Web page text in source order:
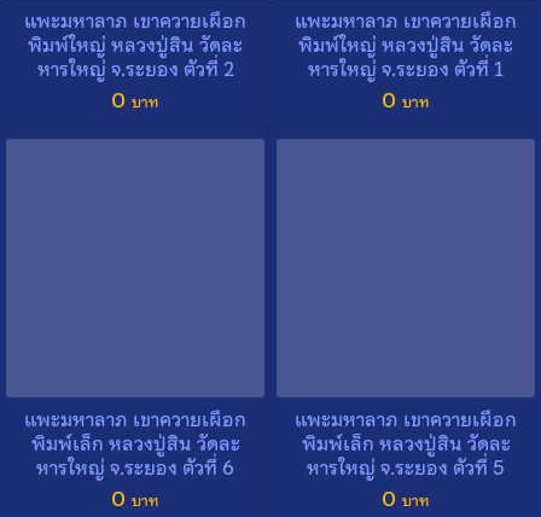
แพะมหาลาภ เขาควายเผือก
พิมพ์ใหญ่ หลวงปู่สิน วัดละ
หารใหญ่ จ.ระยอง ตัวที่ 2
0
แพะมหาลาภ เขาควายเผือก
พิมพ์ใหญ่ หลวงปู่สิน วัดละ
หารใหญ่ จ.ระยอง ตัวที่ 1
0
แพะมหาลาภ เขาควายเผือก
พิมพ์เล็ก หลวงปู่สิน วัดละ
หารใหญ่ จ.ระยอง ตัวที่ 6
0
แพะมหาลาภ เขาควายเผือก
พิมพ์เล็ก หลวงปู่สิน วัดละ
หารใหญ่ จ.ระยอง ตัวที่ 5
0